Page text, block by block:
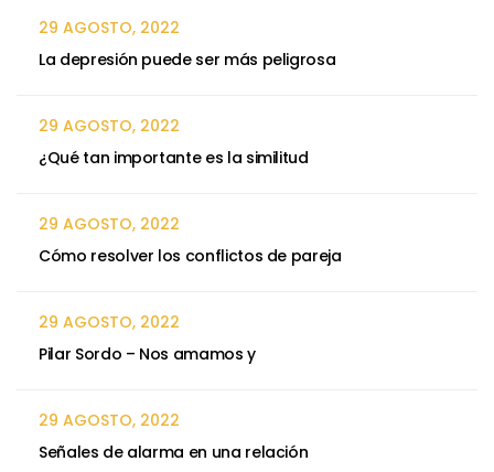
29 AGOSTO, 2022
La depresión puede ser más peligrosa
29 AGOSTO, 2022
¿Qué tan importante es la similitud
29 AGOSTO, 2022
Cómo resolver los conflictos de pareja
29 AGOSTO, 2022
Pilar Sordo – Nos amamos y
29 AGOSTO, 2022
Señales de alarma en una relación